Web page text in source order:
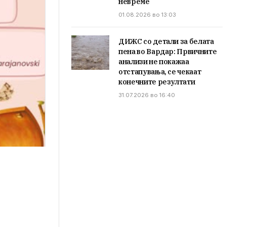
01.08.2026 во 13:03
ДИЖС со детали за белата
пена во Вардар: Првичните
анализи не покажаа
отстапувања, се чекаат
конечните резултати
31.07.2026 во 16:40